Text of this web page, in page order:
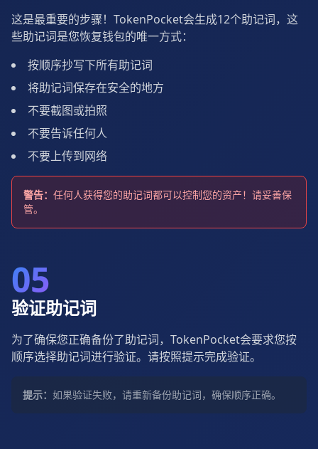
这是最重要的步骤！TokenPocket会生成12个助记词，这
些助记词是您恢复钱包的唯一方式：
按顺序抄写下所有助记词
将助记词保存在安全的地方
不要截图或拍照
不要告诉任何人
不要上传到网络
警告： 任何人获得您的助记词都可以控制您的资产！请妥善保
管。
05
验证助记词
为了确保您正确备份了助记词，TokenPocket会要求您按
顺序选择助记词进行验证。请按照提示完成验证。
提示： 如果验证失败，请重新备份助记词，确保顺序正确。